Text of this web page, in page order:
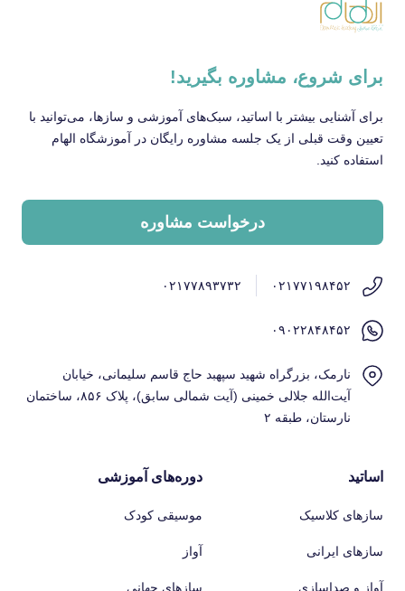
برای شروع، مشاوره بگیرید!
برای آشنایی بیشتر با اساتید، سبک‌های آموزشی و سازها، می‌توانید با
تعیین وقت قبلی از یک جلسه مشاوره رایگان در آموزشگاه الهام
استفاده کنید.
درخواست مشاوره
۰۲۱۷۷۱۹۸۴۵۲ ۰۲۱۷۷۸۹۳۷۳۲
۰۹۰۲۲۸۴۸۴۵۲
نارمک، بزرگراه شهید سپهبد حاج قاسم سلیمانی، خیابان
آیت‌الله جلالی خمینی (آیت شمالی سابق)، پلاک ۸۵۶، ساختمان
نارستان، طبقه ۲
اساتید
سازهای کلاسیک
سازهای ایرانی
آواز و صداسازی
دوره‌های آموزشی
موسیقی کودک
آواز
سازهای جهانی